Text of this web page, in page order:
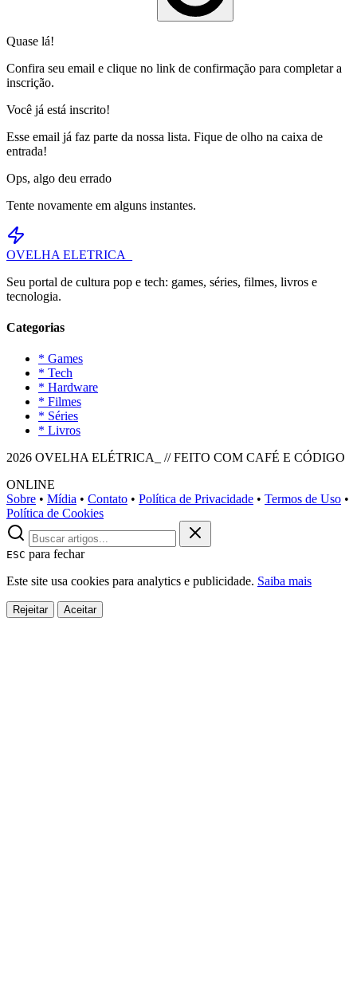
Quase lá!
Confira seu email e clique no link de confirmação para completar a
inscrição.
Você já está inscrito!
Esse email já faz parte da nossa lista. Fique de olho na caixa de
entrada!
Ops, algo deu errado
Tente novamente em alguns instantes.
OVELHA ELETRICA_
Seu portal de cultura pop e tech: games, séries, filmes, livros e
tecnologia.
Categorias
* Games
* Tech
* Hardware
* Filmes
* Séries
* Livros
2026 OVELHA ELÉTRICA_ // FEITO COM CAFÉ E CÓDIGO
ONLINE
Sobre • Mídia • Contato • Política de Privacidade • Termos de Uso •
Política de Cookies
ESC para fechar
Este site usa cookies para analytics e publicidade. Saiba mais
Rejeitar Aceitar